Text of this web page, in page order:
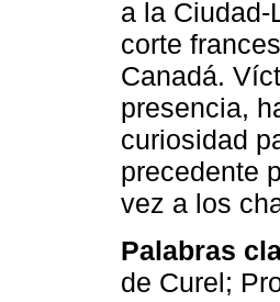
a la
corte
Canadá.
presencia,
curiosidad
precedente
vez a los
Palabras
de Curel;